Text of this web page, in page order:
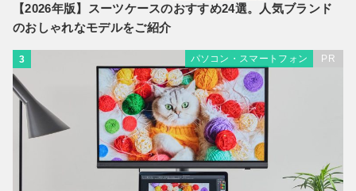
【2026年版】スーツケースのおすすめ24選。人気ブランド
のおしゃれなモデルをご紹介
3 パソコン・スマートフォン PR